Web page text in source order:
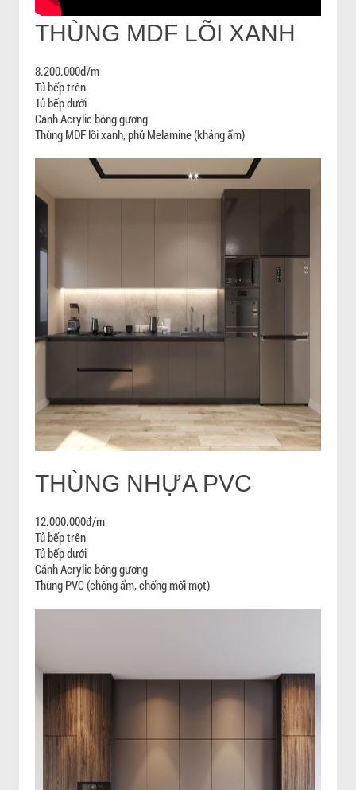
THÙNG MDF LÕI XANH
8.200.000đ/m
Tủ bếp trên
Tủ bếp dưới
Cánh Acrylic bóng gương
Thùng MDF lõi xanh, phủ Melamine (kháng ẩm)
THÙNG NHỰA PVC
12.000.000đ/m
Tủ bếp trên
Tủ bếp dưới
Cánh Acrylic bóng gương
Thùng PVC (chống ẩm, chống mối mọt)